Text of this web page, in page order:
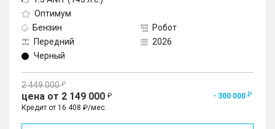
Оптимум
Бензин
Робот
Передний
2026
Черный
2 449 000
цена от 2 149 000
- 300 000
Кредит от 16 408 ₽/мес.